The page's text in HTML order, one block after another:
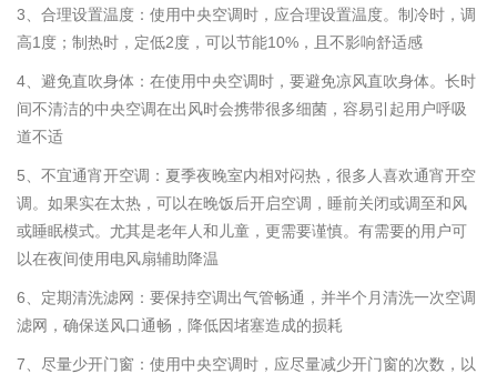
3、合理设置温度：使用中央空调时，应合理设置温度。制冷时，调
高1度；制热时，定低2度，可以节能10%，且不影响舒适感
4、避免直吹身体：在使用中央空调时，要避免凉风直吹身体。长时
间不清洁的中央空调在出风时会携带很多细菌，容易引起用户呼吸
道不适
5、不宜通宵开空调：夏季夜晚室内相对闷热，很多人喜欢通宵开空
调。如果实在太热，可以在晚饭后开启空调，睡前关闭或调至和风
或睡眠模式。尤其是老年人和儿童，更需要谨慎。有需要的用户可
以在夜间使用电风扇辅助降温
6、定期清洗滤网：要保持空调出气管畅通，并半个月清洗一次空调
滤网，确保送风口通畅，降低因堵塞造成的损耗
7、尽量少开门窗：使用中央空调时，应尽量减少开门窗的次数，以